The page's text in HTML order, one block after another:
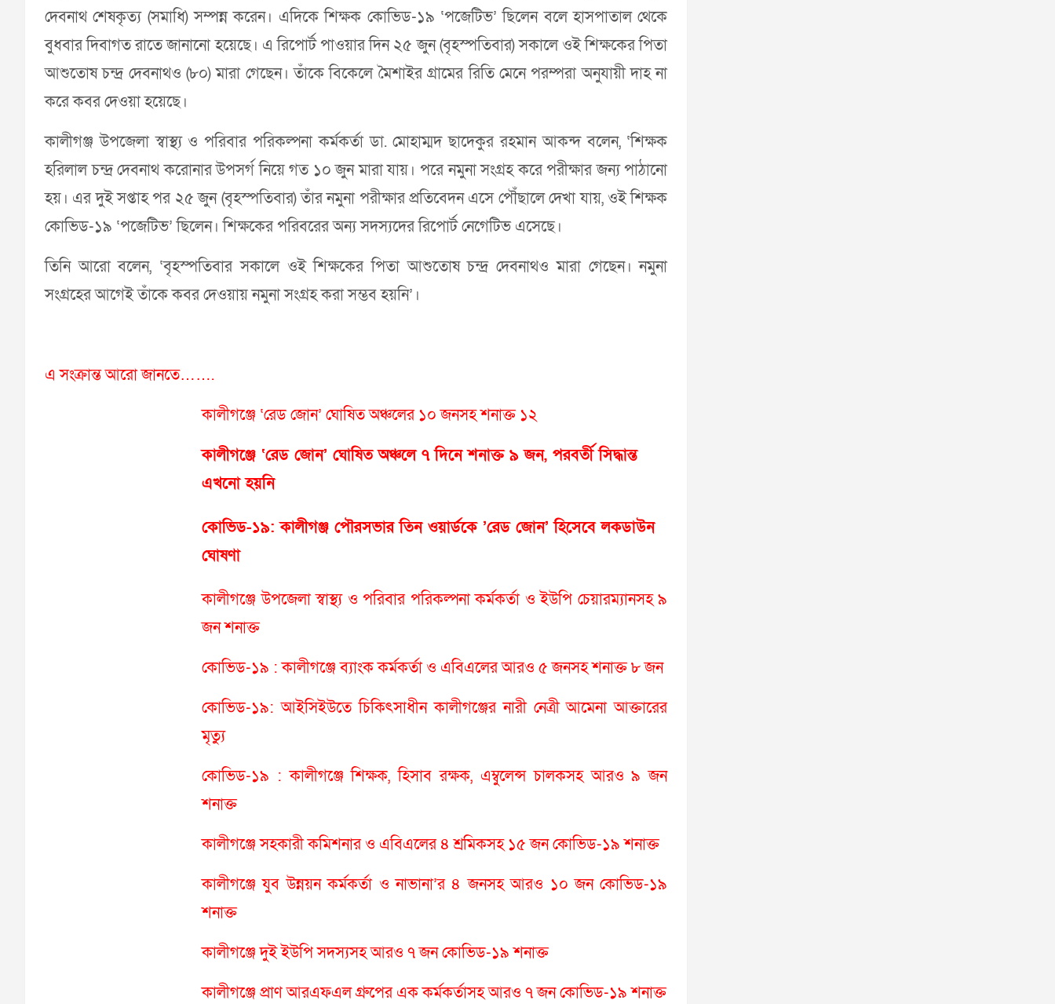
দেবনাথ শেষকৃত্য (সমাধি) সম্পন্ন করেন। এদিকে শিক্ষক কোভিড-১৯ ‘পজেটিভ’ ছিলেন বলে হাসপাতাল থেকে
বুধবার দিবাগত রাতে জানানো হয়েছে। এ রিপোর্ট পাওয়ার দিন ২৫ জুন (বৃহস্পতিবার) সকালে ওই শিক্ষকের পিতা
আশুতোষ চন্দ্র দেবনাথও (৮০) মারা গেছেন। তাঁকে বিকেলে মৈশাইর গ্রামের রিতি মেনে পরম্পরা অনুযায়ী দাহ না
করে কবর দেওয়া হয়েছে।
কালীগঞ্জ উপজেলা স্বাস্থ্য ও পরিবার পরিকল্পনা কর্মকর্তা ডা. মোহাম্মদ ছাদেকুর রহমান আকন্দ বলেন, ‘শিক্ষক
হরিলাল চন্দ্র দেবনাথ করোনার উপসর্গ নিয়ে গত ১০ জুন মারা যায়। পরে নমুনা সংগ্রহ করে পরীক্ষার জন্য পাঠানো
হয়। এর দুই সপ্তাহ পর ২৫ জুন (বৃহস্পতিবার) তাঁর নমুনা পরীক্ষার প্রতিবেদন এসে পৌঁছালে দেখা যায়, ওই শিক্ষক
কোভিড-১৯ ‘পজেটিভ’ ছিলেন। শিক্ষকের পরিবরের অন্য সদস্যদের রিপোর্ট নেগেটিভ এসেছে।
তিনি আরো বলেন, ‘বৃহস্পতিবার সকালে ওই শিক্ষকের পিতা আশুতোষ চন্দ্র দেবনাথও মারা গেছেন। নমুনা
সংগ্রহের আগেই তাঁকে কবর দেওয়ায় নমুনা সংগ্রহ করা সম্ভব হয়নি’।
এ সংক্রান্ত আরো জানতে…….
কালীগঞ্জে ‘রেড জোন’ ঘোষিত অঞ্চলের ১০ জনসহ শনাক্ত ১২
কালীগঞ্জে ‘রেড জোন’ ঘোষিত অঞ্চলে ৭ দিনে শনাক্ত ৯ জন, পরবর্তী সিদ্ধান্ত
এখনো হয়নি
কোভিড-১৯: কালীগঞ্জ পৌরসভার তিন ওয়ার্ডকে ’রেড জোন’ হিসেবে লকডাউন
ঘোষণা
কালীগঞ্জে উপজেলা স্বাস্থ্য ও পরিবার পরিকল্পনা কর্মকর্তা ও ইউপি চেয়ারম্যানসহ ৯
জন শনাক্ত
কোভিড-১৯ : কালীগঞ্জে ব্যাংক কর্মকর্তা ও এবিএলের আরও ৫ জনসহ শনাক্ত ৮ জন
কোভিড-১৯: আইসিইউতে চিকিৎসাধীন কালীগঞ্জের নারী নেত্রী আমেনা আক্তারের
মৃত্যু
কোভিড-১৯ : কালীগঞ্জে শিক্ষক, হিসাব রক্ষক, এম্বুলেন্স চালকসহ আরও ৯ জন
শনাক্ত
কালীগঞ্জে সহকারী কমিশনার ও এবিএলের ৪ শ্রমিকসহ ১৫ জন কোভিড-১৯ শনাক্ত
কালীগঞ্জে যুব উন্নয়ন কর্মকর্তা ও নাভানা’র ৪ জনসহ আরও ১০ জন কোভিড-১৯
শনাক্ত
কালীগঞ্জে দুই ইউপি সদস্যসহ আরও ৭ জন কোভিড-১৯ শনাক্ত
কালীগঞ্জে প্রাণ আরএফএল গ্রুপের এক কর্মকর্তাসহ আরও ৭ জন কোভিড-১৯ শনাক্ত